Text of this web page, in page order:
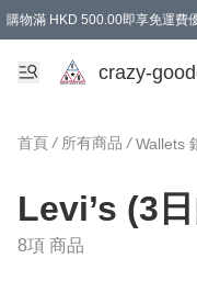
購物滿 HKD 500.00即享免運費
成為會員可享免費禮品
crazy-
首頁 / 所有商品 / Wallets
Levi’s (3
8項 商品